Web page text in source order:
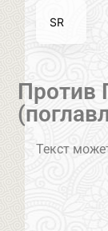
Против
Текст
SR
EN